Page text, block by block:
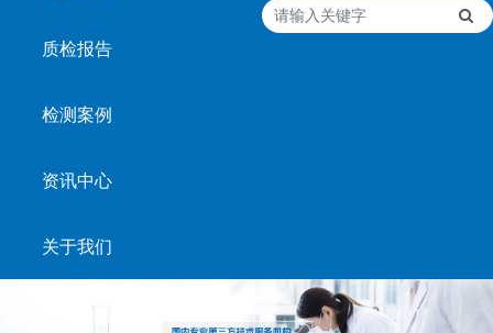
质检报告
检测案例
资讯中心
关于我们